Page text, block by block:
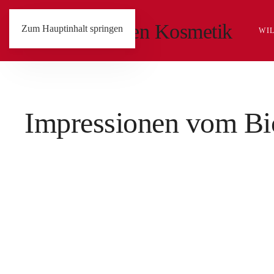
Zum Hauptinhalt springen
Impressionen vom